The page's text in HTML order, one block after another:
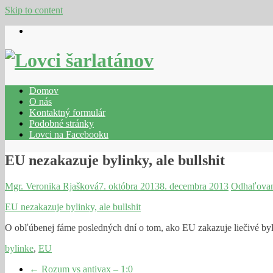
Skip to content
Domov
O nás
Kontaktný formulár
Podobné stránky
Lovci na Facebooku
EU nezakazuje bylinky, ale bullshit
Mgr. Veronika Rjašková7. októbra 20138. decembra 2013
EU nezakazuje bylinky, ale bullshit
O obľúbenej fáme posledných dní o tom, ako EU zakazuje liečivé
bylinke, EU
← Rozum vs antivax – 1:0